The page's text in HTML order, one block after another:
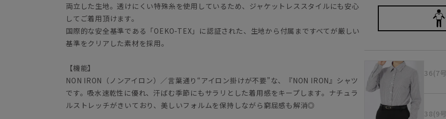
両立した生地。透けにくい特殊糸を使用しているため、ジャケットレススタイルにも安心
してご着用頂けます。
国際的な安全基準である「OEKO-TEX」に認証された、生地から付属まですべてが厳しい
基準をクリアした素材を採用。
【機能】
NON IRON（ノンアイロン）／言葉通り“アイロン掛けが不要”な、『NON IRON』シャツ
です。吸水速乾性に優れ、汗ばむ季節にもサラリとした着用感をキープします。ナチュラ
ルストレッチがきいており、美しいフォルムを保持しながら窮屈感も解消◎
36(7
38(9